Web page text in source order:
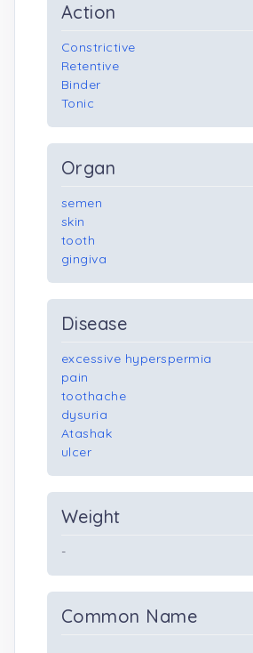
Action
Constrictive
Retentive
Binder
Tonic
Organ
semen
skin
tooth
gingiva
Disease
excessive hyperspermia
pain
toothache
dysuria
Atashak
ulcer
Weight
-
Common Name